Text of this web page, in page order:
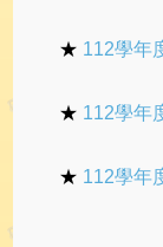
★ 112學年
★ 112學年
★ 112學年